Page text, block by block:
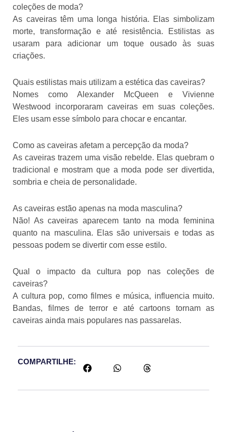
coleções de moda?
As caveiras têm uma longa história. Elas simbolizam
morte, transformação e até resistência. Estilistas as
usaram para adicionar um toque ousado às suas
criações.
Quais estilistas mais utilizam a estética das caveiras?
Nomes como Alexander McQueen e Vivienne
Westwood incorporaram caveiras em suas coleções.
Eles usam esse símbolo para chocar e encantar.
Como as caveiras afetam a percepção da moda?
As caveiras trazem uma visão rebelde. Elas quebram o
tradicional e mostram que a moda pode ser divertida,
sombria e cheia de personalidade.
As caveiras estão apenas na moda masculina?
Não! As caveiras aparecem tanto na moda feminina
quanto na masculina. Elas são universais e todas as
pessoas podem se divertir com esse estilo.
Qual o impacto da cultura pop nas coleções de
caveiras?
A cultura pop, como filmes e música, influencia muito.
Bandas, filmes de terror e até cartoons tornam as
caveiras ainda mais populares nas passarelas.
COMPARTILHE: